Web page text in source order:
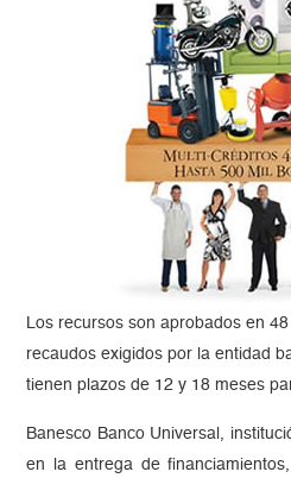
Los recursos son aprobados en
recaudos exigidos por la entidad
tienen plazos de 12 y 18 meses
Banesco Banco Universal,
en la entrega de